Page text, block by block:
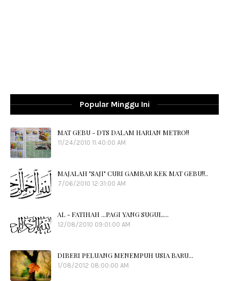
Popular Minggu Ini
MAT GEBU - DTS DALAM HARIAN METRO!!
11/24/2010 11:40:00 AM
MAJALAH "SAJI" CURI GAMBAR KEK MAT GEBU!!..
7/06/2010 12:31:00 AM
AL - FATIHAH ...PAGI YANG SUGUL....
12/08/2010 09:01:00 AM
DIBERI PELUANG MENEMPUH USIA BARU...
1/08/2012 08:00:00 AM